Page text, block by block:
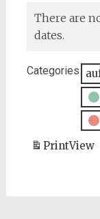
There are
dates.
Categories
PrintView